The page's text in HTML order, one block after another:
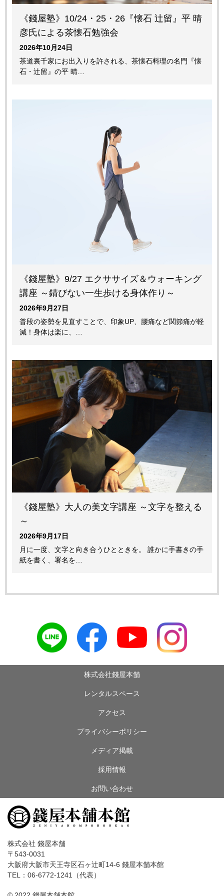
《錢屋塾》10/24・25・26『懐石 辻留』平 晴
彦氏による茶懐石勉強会
2026年10月24日
茶道裏千家にお出入りを許される、茶懐石料理の名門『懐
石・辻留』の平 晴…
《錢屋塾》9/27 エクササイズ＆ウォーキング
講座 ～錆びない一生歩ける身体作り～
2026年9月27日
普段の姿勢を見直すことで、印象UP、腰痛など関節痛が軽
減！身体は楽に、…
《錢屋塾》大人の美文字講座 ～文字を整える
～
2026年9月17日
月に一度、文字と向き合うひとときを。 誰かに手書きの手
紙を書く、署名を…
株式会社錢屋本舗
レンタルスペース
アクセス
プライバシーポリシー
メディア掲載
採用情報
お問い合わせ
株式会社 錢屋本舗
〒543-0031
大阪府大阪市天王寺区石ヶ辻町14-6 錢屋本舗本館
TEL：06-6772-1241（代表）